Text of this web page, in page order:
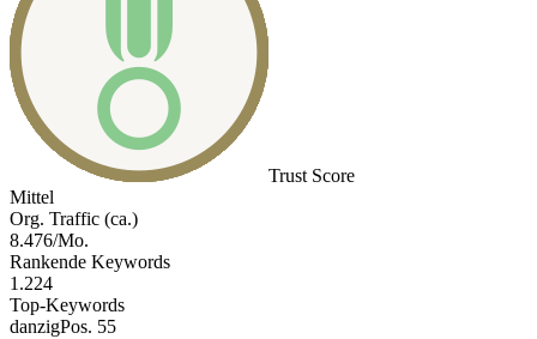
Trust Score
Mittel
Org. Traffic (ca.)
8.476/Mo.
Rankende Keywords
1.224
Top-Keywords
danzigPos. 55